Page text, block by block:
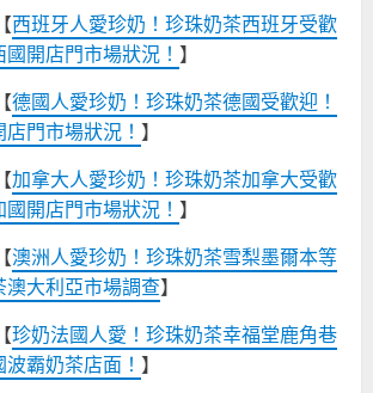
西班牙人愛珍奶！珍珠奶茶西班牙受歡
開店門市場狀況！ 】
德國人愛珍奶！珍珠奶茶德國受歡迎！
門市場狀況！ 】
加拿大人愛珍奶！珍珠奶茶加拿大受歡
開店門市場狀況！ 】
澳洲人愛珍奶！珍珠奶茶雪梨墨爾本等
澳大利亞市場調查】
珍奶法國人愛！珍珠奶茶幸福堂鹿角巷
霸奶茶店面！ 】